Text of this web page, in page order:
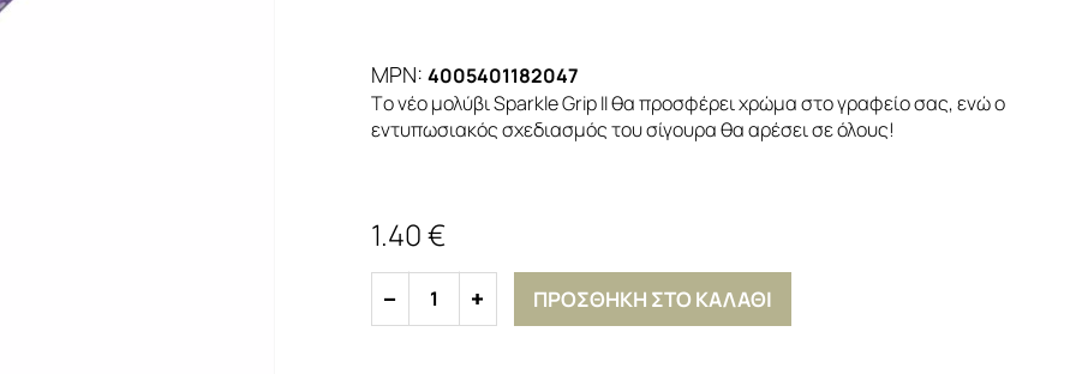
MPN: 4005401182047
Tο νέο μολύβι Sparkle Grip II θα προσφέρει χρώμα στο γραφείο σας, ενώ ο
εντυπωσιακός σχεδιασμός του σίγουρα θα αρέσει σε όλους!
1.40 €
1 ΠΡΟΣΘΗΚΗ ΣΤΟ ΚΑΛΑΘΙ